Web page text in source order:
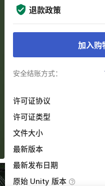
退款政策
加入购
安全结账方式：
许可证协议
许可证类型
文件大小
最新版本
最新发布日期
原始 Unity 版本